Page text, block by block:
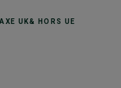
UK& HORS UE